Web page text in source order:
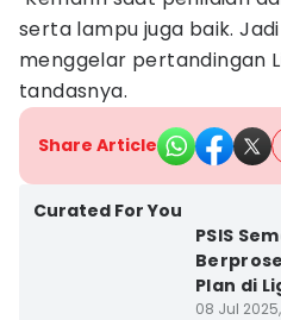
serta lampu juga baik.
menggelar pertandingan
tandasnya.
Share Article
Curated For You
PSIS
Plan di
08 Jul 2025,